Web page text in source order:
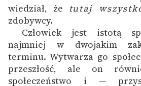
wiedział, że tutaj
zdobywcy.
Człowiek jest istotą
najmniej w dwojakim
terminu. Wytwarza go
przeszłość, ale on
społeczeństwo i —